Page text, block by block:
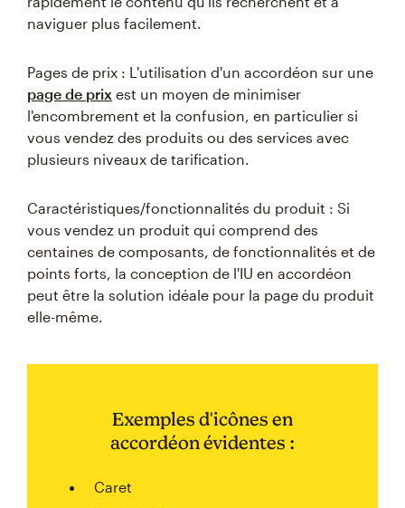
naviguer plus facilement.
Pages de prix : L'utilisation d'un accordéon sur une
page de prix est un moyen de minimiser
l'encombrement et la confusion, en particulier si
vous vendez des produits ou des services avec
plusieurs niveaux de tarification.
Caractéristiques/fonctionnalités du produit : Si
vous vendez un produit qui comprend des
centaines de composants, de fonctionnalités et de
points forts, la conception de l'IU en accordéon
peut être la solution idéale pour la page du produit
elle-même.
Exemples d'icônes en
accordéon évidentes :
Caret